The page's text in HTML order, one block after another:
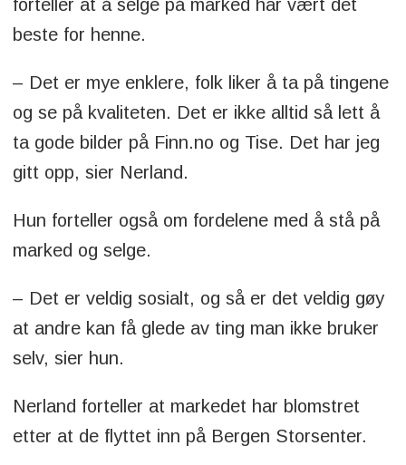
forteller at å selge på marked har vært det
beste for henne.
– Det er mye enklere, folk liker å ta på tingene
og se på kvaliteten. Det er ikke alltid så lett å
ta gode bilder på Finn.no og Tise. Det har jeg
gitt opp, sier Nerland.
Hun forteller også om fordelene med å stå på
marked og selge.
– Det er veldig sosialt, og så er det veldig gøy
at andre kan få glede av ting man ikke bruker
selv, sier hun.
Nerland forteller at markedet har blomstret
etter at de flyttet inn på Bergen Storsenter.